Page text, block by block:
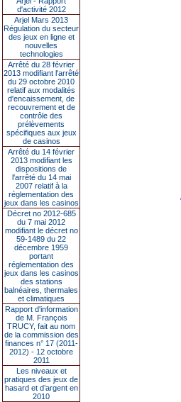
d'activité 2012
Arjel Mars 2013
Régulation du secteur
des jeux en ligne et
nouvelles
technologies
Arrêté du 28 février
2013 modifiant l'arrêté
du 29 octobre 2010
relatif aux modalités
d'encaissement, de
recouvrement et de
contrôle des
prélèvements
spécifiques aux jeux
de casinos
Arrêté du 14 février
2013 modifiant les
dispositions de
l'arrêté du 14 mai
2007 relatif à la
réglementation des
jeux dans les casinos
Décret no 2012-685
du 7 mai 2012
modifiant le décret no
59-1489 du 22
décembre 1959
portant
réglementation des
jeux dans les casinos
des stations
balnéaires, thermales
et climatiques
Rapport d'information
de M. François
TRUCY, fait au nom
de la commission des
finances n° 17 (2011-
2012) - 12 octobre
2011
Les niveaux et
pratiques des jeux de
hasard et d’argent en
2010